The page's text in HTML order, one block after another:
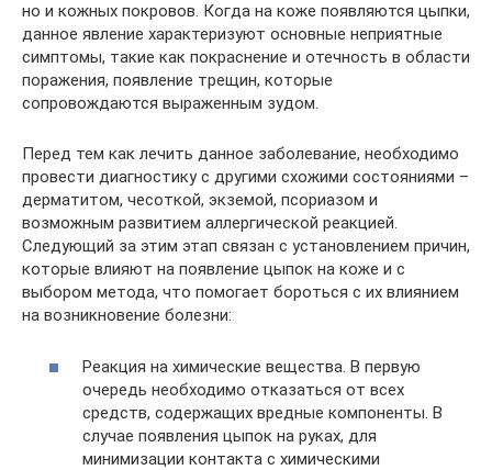
но и кожных покровов. Когда на коже появляются цыпки,
данное явление характеризуют основные неприятные
симптомы, такие как покраснение и отечность в области
поражения, появление трещин, которые
сопровождаются выраженным зудом.
Перед тем как лечить данное заболевание, необходимо
провести диагностику с другими схожими состояниями –
дерматитом, чесоткой, экземой, псориазом и
возможным развитием аллергической реакцией.
Следующий за этим этап связан с установлением причин,
которые влияют на появление цыпок на коже и с
выбором метода, что помогает бороться с их влиянием
на возникновение болезни:
Реакция на химические вещества. В первую
очередь необходимо отказаться от всех
средств, содержащих вредные компоненты. В
случае появления цыпок на руках, для
минимизации контакта с химическими